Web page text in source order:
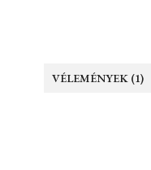
VÉLEMÉNYEK (1)